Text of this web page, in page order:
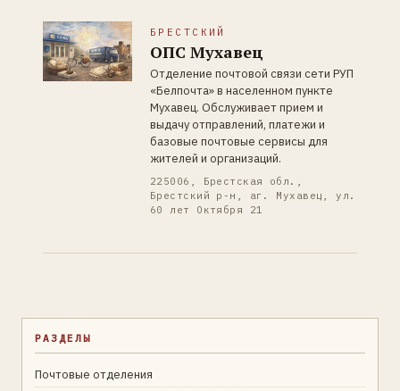
БРЕСТСКИЙ
ОПС Мухавец
Отделение почтовой связи сети РУП
«Белпочта» в населенном пункте
Мухавец. Обслуживает прием и
выдачу отправлений, платежи и
базовые почтовые сервисы для
жителей и организаций.
225006, Брестская обл.,
Брестский р-н, аг. Мухавец, ул.
60 лет Октября 21
РАЗДЕЛЫ
Почтовые отделения